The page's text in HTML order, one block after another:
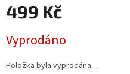
499 Kč
cena:
Vyprodáno
Položka byla vyprodána…